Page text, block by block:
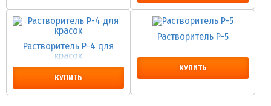
Растворитель Р-4 для
красок
КУПИТЬ
Растворитель Р-5
КУПИТЬ